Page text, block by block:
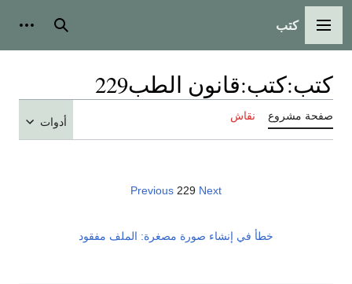
القائمة الرئيسية
كتب بحث
كتب:كتب:قانون الطب229
صفحة مشروع نقاش أدوات
Previous 229 Next
خطأ في إنشاء صورة مصغرة: الملف مفقود